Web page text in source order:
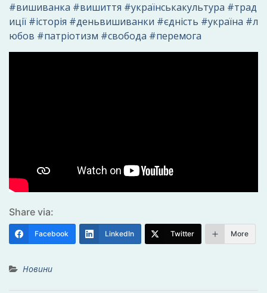
#вишиванка #вишиття #українськакультура #трад
иції #історія #деньвишиванки #єдність #україна #л
юбов #патріотизм #свобода #перемога
Share via:
Facebook LinkedIn Twitter More
Новини